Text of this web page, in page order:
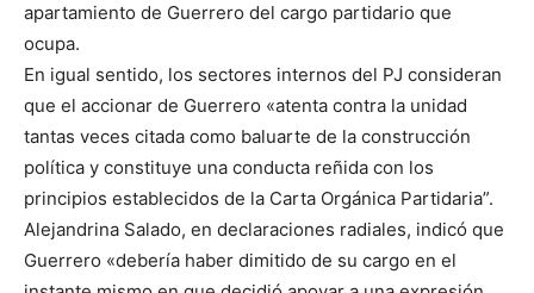
apartamiento de Guerrero del cargo partidario que
ocupa.
En igual sentido, los sectores internos del PJ consideran
que el accionar de Guerrero «atenta contra la unidad
tantas veces citada como baluarte de la construcción
política y constituye una conducta reñida con los
principios establecidos de la Carta Orgánica Partidaria”.
Alejandrina Salado, en declaraciones radiales, indicó que
Guerrero «debería haber dimitido de su cargo en el